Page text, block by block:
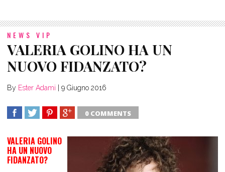
NEWS VIP
VALERIA GOLINO HA UN
NUOVO FIDANZATO?
By Ester Adami 9 Giugno 2016
0 COMMENTS
VALERIA GOLINO
HA UN NUOVO
FIDANZATO?